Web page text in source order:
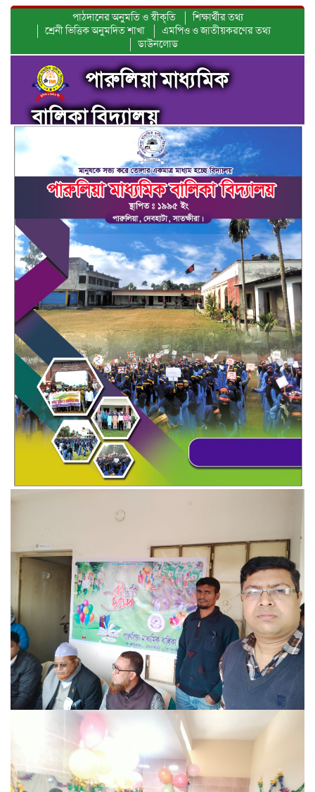
পাঠদানের অনুমতি ও স্বীকৃতি
শিক্ষার্থীর তথ্য
শ্রেনী ভিত্তিক অনুমদিত শাখা
এমপিও ও জাতীয়করণের তথ্য
ডাউনলোড
পারুলিয়া মাধ্যমিক
বালিকা বিদ্যালয়